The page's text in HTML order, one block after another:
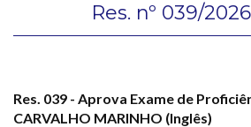
Res. nº 039/
Res. 039 - Aprova Exame de
CARVALHO MARINHO (Inglês)